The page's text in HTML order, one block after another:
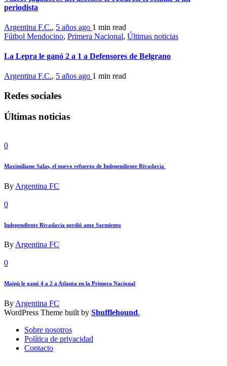
periodista
Argentina F.C., 5 años ago 1 min read
Fútbol Mendocino, Primera Nacional, Últimas noticias
La Lepra le ganó 2 a 1 a Defensores de Belgrano
Argentina F.C., 5 años ago 1 min read
Redes sociales
Últimas noticias
0
Maximiliano Salas, el nuevo refuerzo de Independiente Rivadavia
By Argentina FC
0
Independiente Rivadavia perdió ante Sarmiento
ByArgentina FC
0
Maipú le ganó 4 a 2 a Atlanta en la Primera Nacional
ByArgentina FC
WordPress Theme built by Shufflehound.
Sobre nosotros
Política de privacidad
Contacto